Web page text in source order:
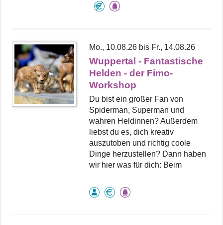
Mo., 10.08.26 bis Fr., 14.08.26
Wuppertal - Fantastische
Helden - der Fimo-
Workshop
Du bist ein großer Fan von
Spiderman, Superman und
wahren Heldinnen? Außerdem
liebst du es, dich kreativ
auszutoben und richtig coole
Dinge herzustellen? Dann haben
wir hier was für dich: Beim